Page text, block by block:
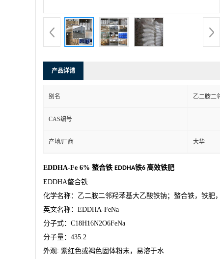
产品详请
别名 乙二胺二
CAS编号
产地/厂商 大华
EDDHA-Fe 6% 螯合铁 EDDHA铁6 高效铁肥
EDDHA螯合铁
化学名称：乙二胺二邻羟苯基大乙酸铁钠；螯合铁，铁肥
英文名称： EDDHA-FeNa
分子式： C18H16N2O6FeNa
分子量： 435.2
外观: 紫红色或褐色固体粉末，易溶于水